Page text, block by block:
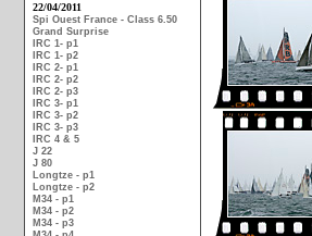
22/04/2011
Spi Ouest France - Class 6.50
Grand Surprise
IRC 1- p1
IRC 1- p2
IRC 2- p1
IRC 2- p2
IRC 2- p3
IRC 3- p1
IRC 3- p2
IRC 3- p3
IRC 4 & 5
J 22
J 80
Longtze - p1
Longtze - p2
M34 - p1
M34 - p2
M34 - p3